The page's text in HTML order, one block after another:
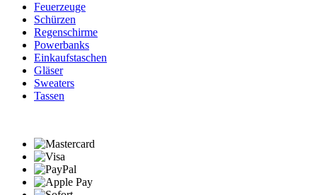
Feuerzeuge
Schürzen
Regenschirme
Powerbanks
Einkaufstaschen
Gläser
Sweaters
Tassen